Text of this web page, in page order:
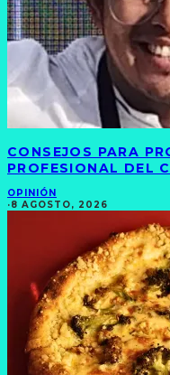
CONSEJOS PARA
PROFESIONAL DEL
OPINIÓN
·8 AGOSTO, 2026